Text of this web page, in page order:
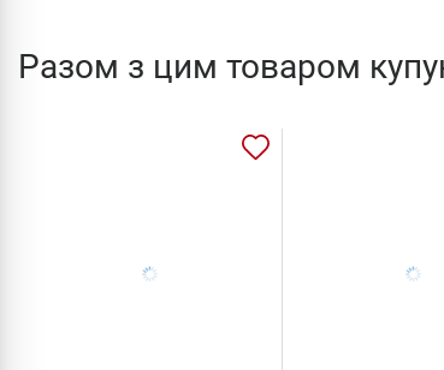
Разом з цим товаром